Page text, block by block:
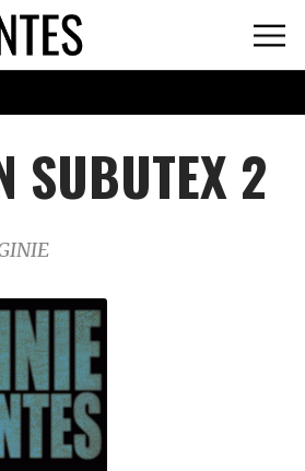
SUBUTEX 2